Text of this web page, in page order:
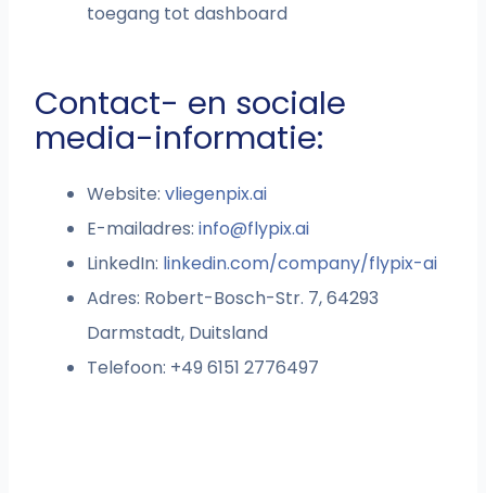
toegang tot dashboard
Contact- en sociale
media-informatie:
Website:vliegenpix.ai
E-mailadres:info@flypix.ai
LinkedIn: linkedin.com/company/flypix-ai
Adres: Robert-Bosch-Str. 7, 64293
Darmstadt, Duitsland
Telefoon: +49 6151 2776497